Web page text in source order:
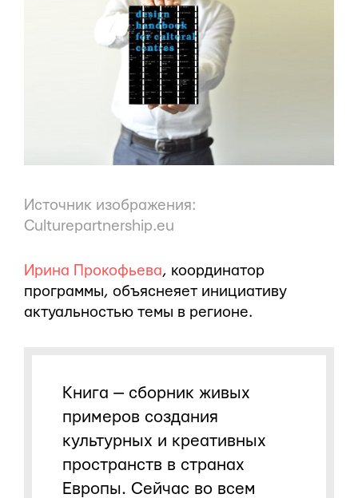
Источник изображения:
Сulturepartnership.eu
Ирина Прокофьева, координатор
программы, объяснеяет инициативу
актуальностью темы в регионе.
Книга — сборник живых
примеров создания
культурных и креативных
пространств в странах
Европы. Сейчас во всем